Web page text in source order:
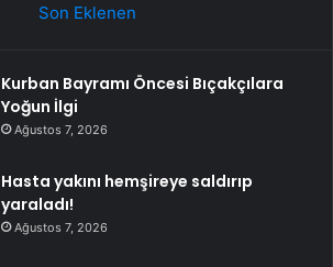
Son Eklenen
Kurban Bayramı Öncesi Bıçakçılara
Yoğun İlgi
Ağustos 7, 2026
Hasta yakını hemşireye saldırıp
yaraladı!
Ağustos 7, 2026